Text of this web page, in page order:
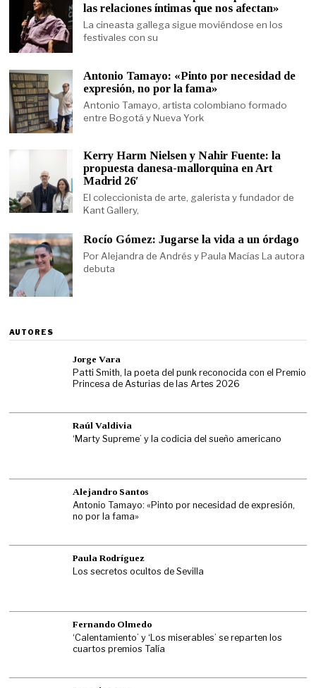
las relaciones íntimas que nos afectan»
La cineasta gallega sigue moviéndose en los
festivales con su
Antonio Tamayo: «Pinto por necesidad de
expresión, no por la fama»
Antonio Tamayo, artista colombiano formado
entre Bogotá y Nueva York
Kerry Harm Nielsen y Nahir Fuente: la
propuesta danesa-mallorquina en Art
Madrid 26′
El coleccionista de arte, galerista y fundador de
Kant Gallery,
Rocío Gómez: Jugarse la vida a un órdago
Por Alejandra de Andrés y Paula Macías La autora
debuta
AUTORES
Jorge Vara
Patti Smith, la poeta del punk reconocida con el Premio
Princesa de Asturias de las Artes 2026
Raúl Valdivia
‘Marty Supreme’ y la codicia del sueño americano
Alejandro Santos
Antonio Tamayo: «Pinto por necesidad de expresión,
no por la fama»
Paula Rodríguez
Los secretos ocultos de Sevilla
Fernando Olmedo
‘Calentamiento’ y ‘Los miserables’ se reparten los
cuartos premios Talía